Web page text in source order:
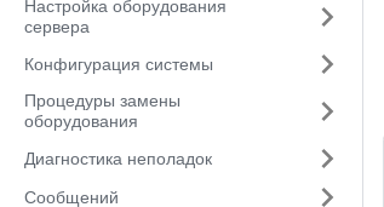
Настройка оборудования
сервера
Конфигурация системы
Процедуры замены
оборудования
Диагностика неполадок
Сообщений